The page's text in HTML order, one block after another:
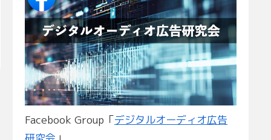
Facebook Group「デジタルオーディオ広告